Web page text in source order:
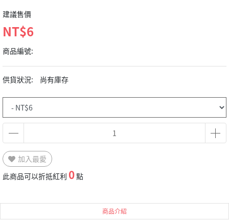
建議售價
NT$6
商品編號:
供貨狀況: 尚有庫存
加入最愛
此商品可以折抵紅利 0點
商品介紹